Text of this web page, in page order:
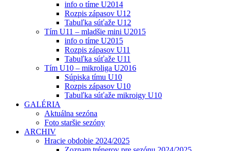
info o tíme U2014
Rozpis zápasov U12
Tabuľka súťaže U12
Tím U11 – mladšie mini U2015
info o tíme U2015
Rozpis zápasov U11
Tabuľka súťaže U11
Tím U10 – mikroliga U2016
Súpiska tímu U10
Rozpis zápasov U10
Tabuľka súťaže mikroigy U10
GALÉRIA
Aktuálna sezóna
Foto staršie sezóny
ARCHIV
Hracie obdobie 2024/2025